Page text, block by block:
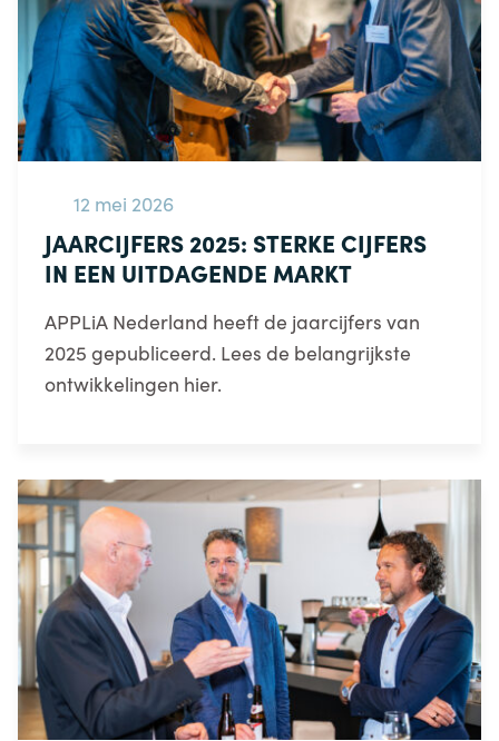
12 mei 2026
JAARCIJFERS 2025: STERKE CIJFERS
IN EEN UITDAGENDE MARKT
APPLiA Nederland heeft de jaarcijfers van
2025 gepubliceerd. Lees de belangrijkste
ontwikkelingen hier.